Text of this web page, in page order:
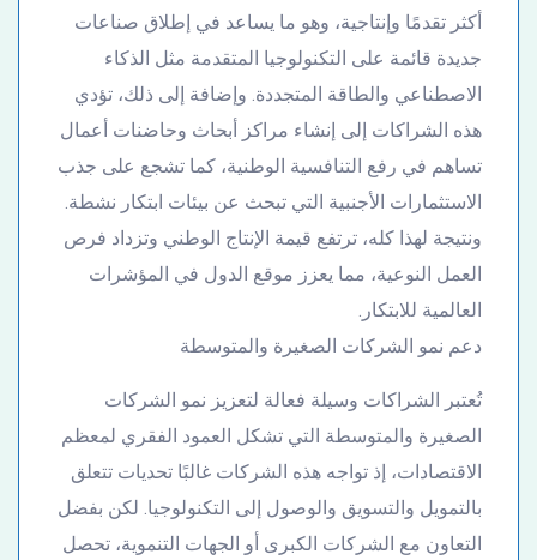
أكثر تقدمًا وإنتاجية، وهو ما يساعد في إطلاق صناعات
جديدة قائمة على التكنولوجيا المتقدمة مثل الذكاء
الاصطناعي والطاقة المتجددة. وإضافة إلى ذلك، تؤدي
هذه الشراكات إلى إنشاء مراكز أبحاث وحاضنات أعمال
تساهم في رفع التنافسية الوطنية، كما تشجع على جذب
الاستثمارات الأجنبية التي تبحث عن بيئات ابتكار نشطة.
ونتيجة لهذا كله، ترتفع قيمة الإنتاج الوطني وتزداد فرص
العمل النوعية، مما يعزز موقع الدول في المؤشرات
العالمية للابتكار.
دعم نمو الشركات الصغيرة والمتوسطة
تُعتبر الشراكات وسيلة فعالة لتعزيز نمو الشركات
الصغيرة والمتوسطة التي تشكل العمود الفقري لمعظم
الاقتصادات، إذ تواجه هذه الشركات غالبًا تحديات تتعلق
بالتمويل والتسويق والوصول إلى التكنولوجيا. لكن بفضل
التعاون مع الشركات الكبرى أو الجهات التنموية، تحصل